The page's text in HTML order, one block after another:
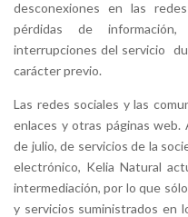
desconexiones en las
pérdidas de información,
interrupciones del servicio
carácter previo.
Las redes sociales y las
enlaces y otras páginas web.
de julio, de servicios de la
electrónico, Kelia Natural
intermediación, por lo que
y servicios suministrados en